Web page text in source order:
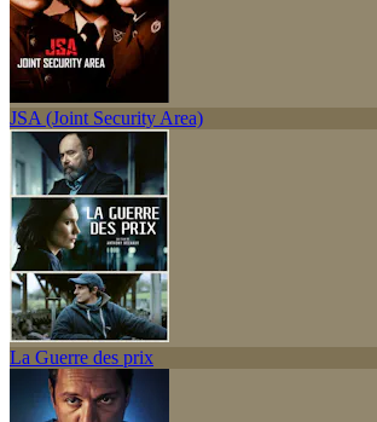
JSA (Joint Security Area)
La Guerre des prix